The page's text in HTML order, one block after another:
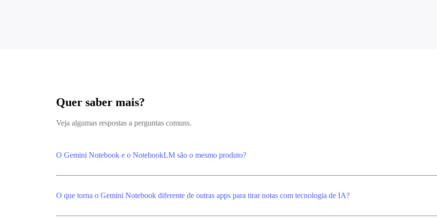
Quer saber mais?
Veja algumas respostas a perguntas comuns.
O Gemini Notebook e o NotebookLM são o mesmo produto?
O que torna o Gemini Notebook diferente de outras apps para tirar notas com tecnologia de IA?